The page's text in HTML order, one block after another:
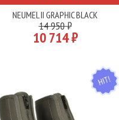
NEUMEL II GRAPHIC BLACK
14 950 ₽
10 714 ₽
HIT